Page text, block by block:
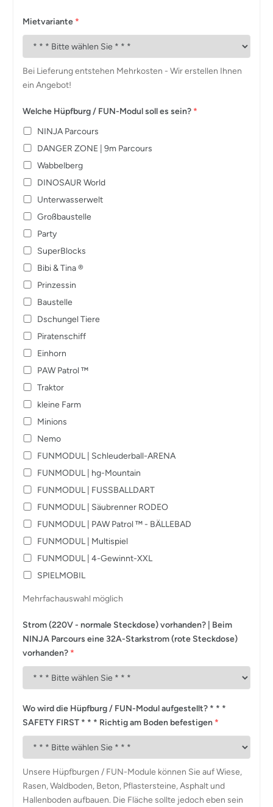
Mietvariante *
Bei Lieferung entstehen Mehrkosten - Wir erstellen Ihnen
ein Angebot!
Welche Hüpfburg / FUN-Modul soll es sein? *
NINJA Parcours
DANGER ZONE | 9m Parcours
Wabbelberg
DINOSAUR World
Unterwasserwelt
Großbaustelle
Party
SuperBlocks
Bibi & Tina ®
Prinzessin
Baustelle
Dschungel Tiere
Piratenschiff
Einhorn
PAW Patrol ™️
Traktor
kleine Farm
Minions
Nemo
FUNMODUL | Schleuderball-ARENA
FUNMODUL | hg-Mountain
FUNMODUL | FUSSBALLDART
FUNMODUL | Säubrenner RODEO
FUNMODUL | PAW Patrol ™️ - BÄLLEBAD
FUNMODUL | Multispiel
FUNMODUL | 4-Gewinnt-XXL
SPIELMOBIL
Mehrfachauswahl möglich
Strom (220V - normale Steckdose) vorhanden? | Beim
NINJA Parcours eine 32A-Starkstrom (rote Steckdose)
vorhanden? *
Wo wird die Hüpfburg / FUN-Modul aufgestellt? * * *
SAFETY FIRST * * * Richtig am Boden befestigen *
Unsere Hüpfburgen / FUN-Module können Sie auf Wiese,
Rasen, Waldboden, Beton, Pflastersteine, Asphalt und
Hallenboden aufbauen. Die Fläche sollte jedoch eben sein